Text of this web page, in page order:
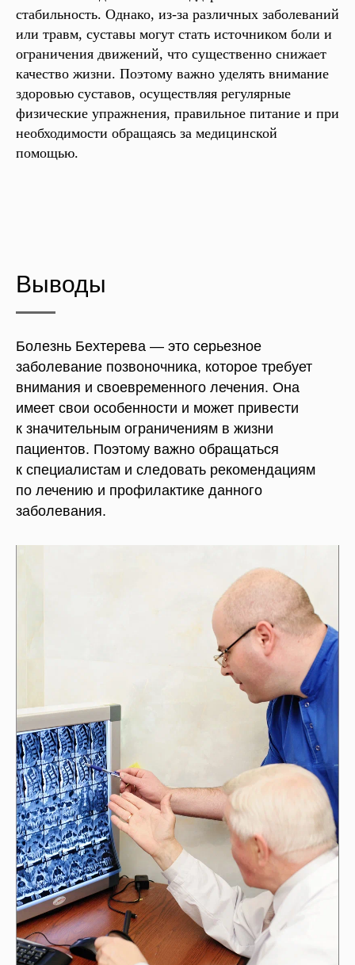
стабильность. Однако, из-за различных заболеваний
или травм, суставы могут стать источником боли и
ограничения движений, что существенно снижает
качество жизни. Поэтому важно уделять внимание
здоровью суставов, осуществляя регулярные
физические упражнения, правильное питание и при
необходимости обращаясь за медицинской
помощью.
Выводы
Болезнь Бехтерева — это серьезное
заболевание позвоночника, которое требует
внимания и своевременного лечения. Она
имеет свои особенности и может привести
к значительным ограничениям в жизни
пациентов. Поэтому важно обращаться
к специалистам и следовать рекомендациям
по лечению и профилактике данного
заболевания.